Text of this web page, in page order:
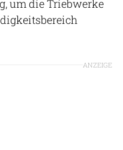
um die Triebwerke
ANZEIGE